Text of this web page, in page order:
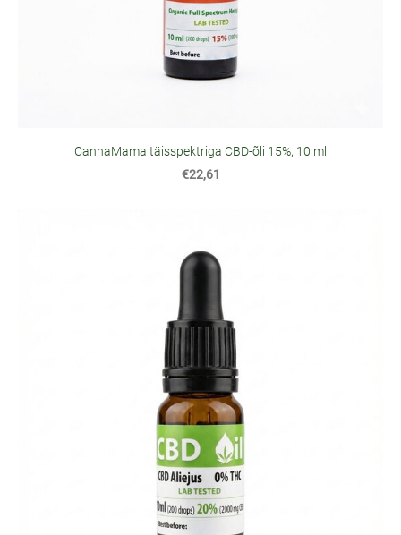
CannaMama täisspektriga CBD-õli 15%, 10 ml
€22,61